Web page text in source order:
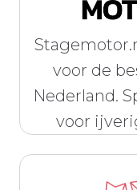
voor de
Nederland.
voor